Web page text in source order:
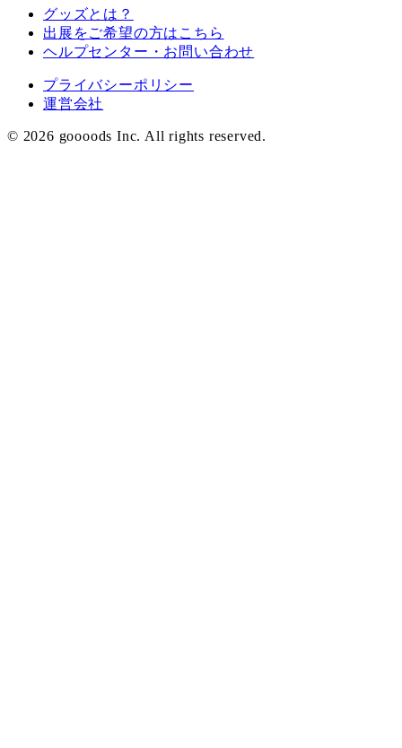
グッズとは？
出展をご希望の方はこちら
ヘルプセンター・お問い合わせ
プライバシーポリシー
運営会社
© 2026 goooods Inc. All rights reserved.